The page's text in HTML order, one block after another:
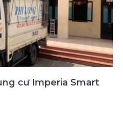
cư Imperia Smart